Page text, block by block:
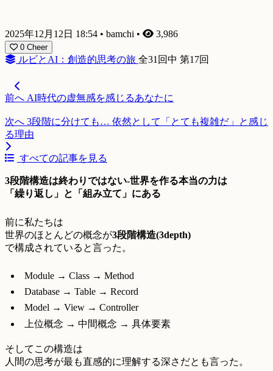
2025年12月12日 18:54 • bamchi • 3,986
0 Cheer
ルビとAI：創造的思考の旅 全31回中 第17回
前へ AI時代の虚無感を感じるあなたに
次へ 3段階に分けても… 依然として「とても複雑だ」と感じ
る理由
すべての記事を見る
3段階構造は終わりではない-世界を作る本当の力は
「繰り返し」と「組み立て」にある
前に私たちは
世界のほとんどの概念が3段階構造(3depth)
で構成されていると言った。
Module → Class → Method
Database → Table → Record
Model → View → Controller
上位概念 → 中間概念 → 具体要素
そしてこの構造は
人間の思考が最も直感的に理解する深さだとも言った。